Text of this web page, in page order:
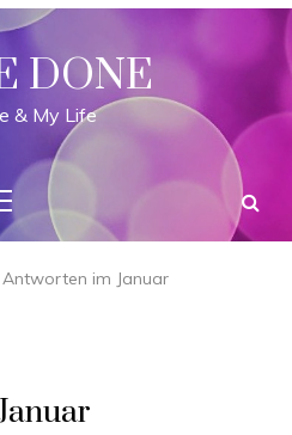
DONE
& My Life
Antworten im Januar